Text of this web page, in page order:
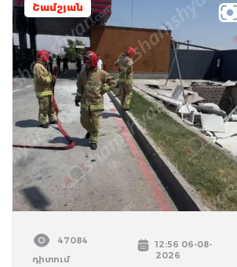
Շամշյան
47084
դիտում
12:56 06-08-
2026